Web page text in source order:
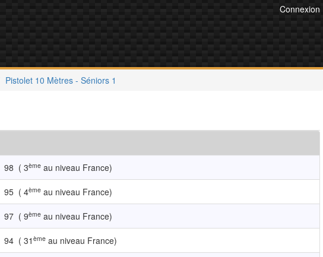
Connexion
Pistolet 10 Mètres - Séniors 1
98 ( 3ème au niveau France)
95 ( 4ème au niveau France)
97 ( 9ème au niveau France)
94 ( 31 ème au niveau France)